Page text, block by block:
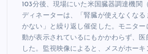
103分後、現場にいた米国臓器調達機関
ディネーターは、「腎臓が使えなくなる
かない」と繰り返し催促した。モニター
動が表示されているにもかかわらず、医
した。監視映像によると、メスがホーキ